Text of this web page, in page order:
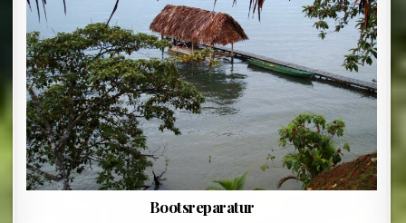
Bootsreparatur